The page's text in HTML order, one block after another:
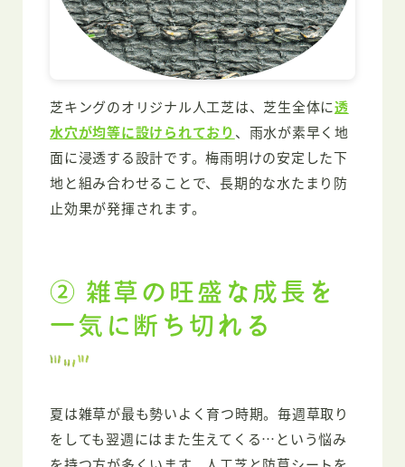
芝キングのオリジナル人工芝は、芝生全体に透
水穴が均等に設けられており、雨水が素早く地
面に浸透する設計です。梅雨明けの安定した下
地と組み合わせることで、長期的な水たまり防
止効果が発揮されます。
② 雑草の旺盛な成長を
一気に断ち切れる
夏は雑草が最も勢いよく育つ時期。毎週草取り
をしても翌週にはまた生えてくる…という悩み